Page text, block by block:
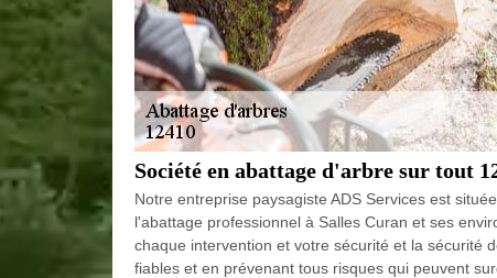
Société en abattage d'arbre sur tout
Notre entreprise paysagiste ADS Services est
l'abattage professionnel à Salles Curan et ses
chaque intervention et votre sécurité et la sécurité
fiables et en prévenant tous risques qui peuvent